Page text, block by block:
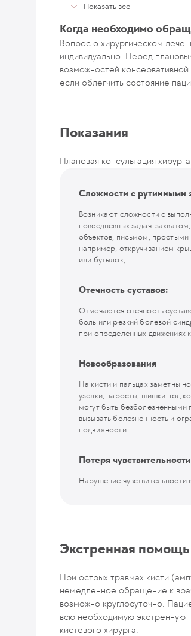
Показать все
Когда необходимо
Вопрос о хирургическом
индивидуально. Перед
возможностей
если облегчить состояние
Показания
Плановая консультация
Сложности с рутинными
Возникают сложности с
повседневных задач:
объектов, письмом, простыми
например, откручиванием
или бутылок;
Отечность суставов:
Отмечаются отечность
боль или резкий болевой
при определенных движениях
Новообразования
На кисти и пальцах заметны
узелки, наросты, шишки под
могут быть безболезненными
вызывать болезненность и
подвижности.
Потеря чувствительности
Нарушение чувствительности
Экстренная помощь
При острых травмах кисти
немедленное обращение к
возможно круглосуточно.
всю необходимую экстренную
кистевого хирурга.